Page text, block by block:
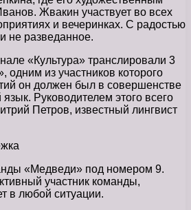
Жвакин участвует во всех
и вечеринках. С радостью
не разведанное.
«Культура» транслировали 3
одним из участников которого
он должен был в совершенстве
Руководителем этого всего
Петров, известный лингвист
«Медведи» под номером 9.
участник команды,
в любой ситуации.